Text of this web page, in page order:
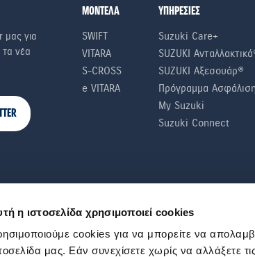
η ιστοσελίδα χρησιμοποιεί cookies
cookies για να μπορείτε να
μας. Εάν συνεχίσετε χωρίς να αλλάξετε
μας για
νέα
ΜΟΝΤΕΛΑ
SWIFT
VITARA
S-CROSS
e VITARA
ΥΠΗΡΕΣΙΕΣ
Suzuki Care+
SUZUKI
SUZUKI Αξεσουάρ®
Πρόγραμμα
My Suzuki
Suzuki Connect